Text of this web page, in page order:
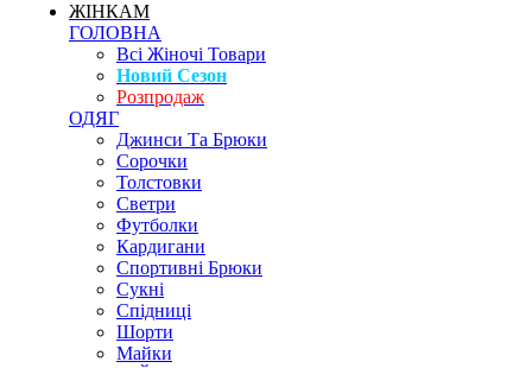
ЖІНКАМ
ГОЛОВНА
Всі Жіночі Товари
Новий Сезон
Розпродаж
ОДЯГ
Джинси Та Брюки
Сорочки
Толстовки
Светри
Футболки
Кардигани
Спортивні Брюки
Сукні
Спідниці
Шорти
Майки